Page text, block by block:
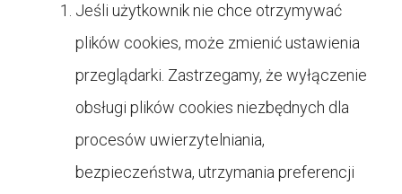
Jeśli użytkownik nie chce otrzymywać
plików cookies, może zmienić ustawienia
przeglądarki. Zastrzegamy, że wyłączenie
obsługi plików cookies niezbędnych dla
procesów uwierzytelniania,
bezpieczeństwa, utrzymania preferencji